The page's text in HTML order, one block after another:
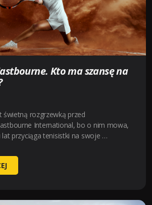
Kto ma szansę na
świetną rozgrzewką przed
International, bo o nim mowa,
lat przyciąga tenisistki na swoje …